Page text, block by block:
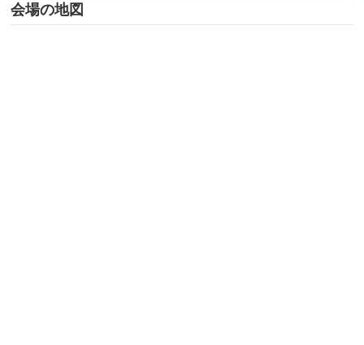
会場の地図